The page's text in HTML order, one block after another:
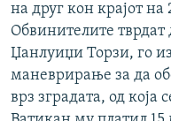
на друг кон крајот на
Обвинителите тврдат
Џанлуиџи Торзи, го
маневрирање за да
врз зградата, од која